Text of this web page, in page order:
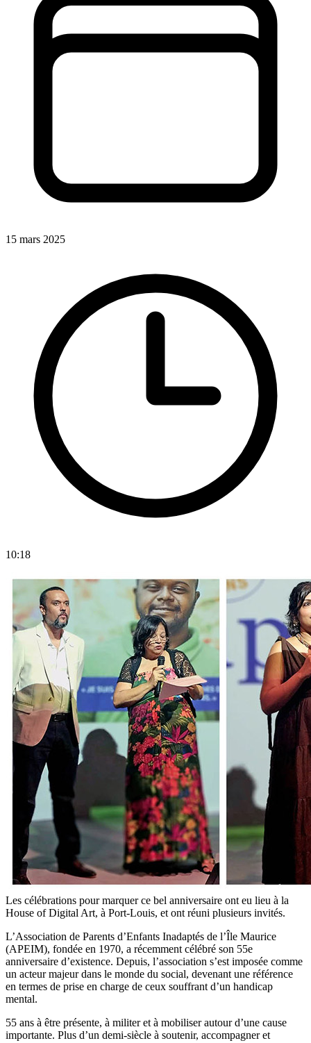
15 mars 2025
10:18
Les célébrations pour marquer ce bel anniversaire ont eu lieu à la
House of Digital Art, à Port-Louis, et ont réuni plusieurs invités.
L’Association de Parents d’Enfants Inadaptés de l’Île Maurice
(APEIM), fondée en 1970, a récemment célébré son 55e
anniversaire d’existence. Depuis, l’association s’est imposée comme
un acteur majeur dans le monde du social, devenant une référence
en termes de prise en charge de ceux souffrant d’un handicap
mental.
55 ans à être présente, à militer et à mobiliser autour d’une cause
importante. Plus d’un demi-siècle à soutenir, accompagner et